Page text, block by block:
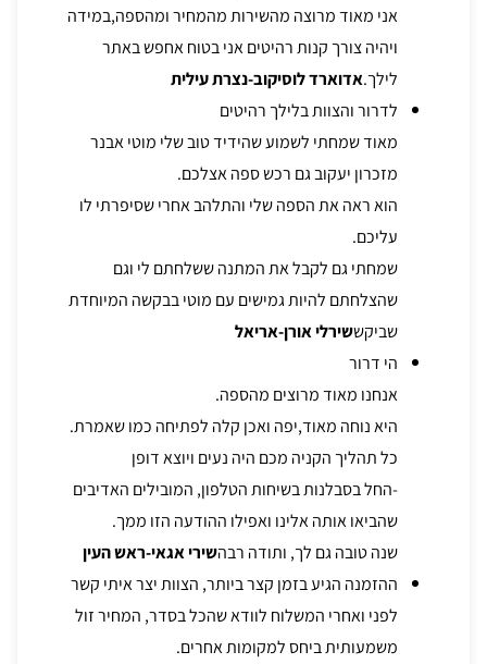
אני מאוד מרוצה מהשירות מהמחיר ומהספה,במידה
ויהיה צורך קנות רהיטים אני בטוח אחפש באתר
לילך.אדוארד לוסיקוב-נצרת עילית
לדרור והצוות בלילך רהיטים
מאוד שמחתי לשמוע שהידיד טוב שלי מוטי אבנר
מזכרון יעקוב גם רכש ספה אצלכם.
הוא ראה את הספה שלי והתלהב אחרי שסיפרתי לו
עליכם.
שמחתי גם לקבל את המתנה ששלחתם לי וגם
שהצלחתם להיות גמישים עם מוטי בבקשה המיוחדת
שביקששירלי אורן-אריאל
הי דרור
אנחנו מאוד מרוצים מהספה.
היא נוחה מאוד,יפה ואכן קלה לפתיחה כמו שאמרת.
כל תהליך הקניה מכם היה נעים ויוצא דופן
-החל בסבלנות בשיחות הטלפון, המובילים האדיבים
שהביאו אותה אלינו ואפילו ההודעה הזו ממך.
שנה טובה גם לך, ותודה רבהשירי אגאי-ראש העין
ההזמנה הגיע בזמן קצר ביותר, הצוות יצר איתי קשר
לפני ואחרי המשלוח לוודא שהכל בסדר, המחיר זול
משמעותית ביחס למקומות אחרים.